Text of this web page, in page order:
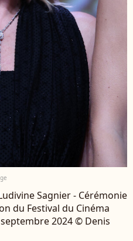
Sagnier - Cérémonie
du Festival du Cinéma
2024 © Denis